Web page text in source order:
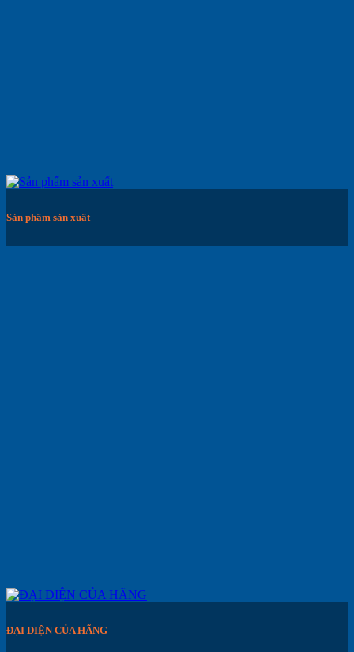
Sản phẩm sản xuất
ĐẠI DIỆN CỦA HÃNG